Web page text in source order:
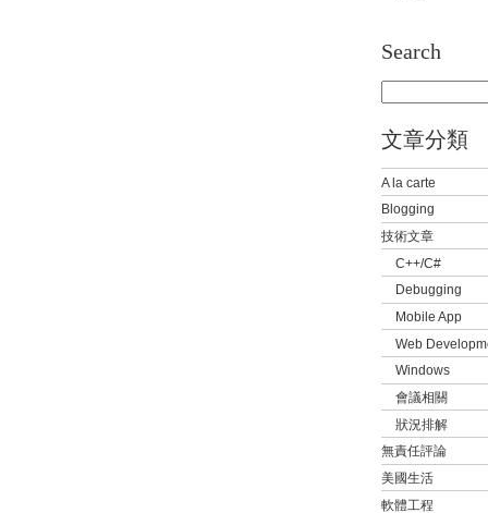
Search
文章分類
A la carte
Blogging
技術文章
C++/C#
Debugging
Mobile App
Web
Windows
會議相關
狀況排解
無責任評論
美國生活
軟體工程